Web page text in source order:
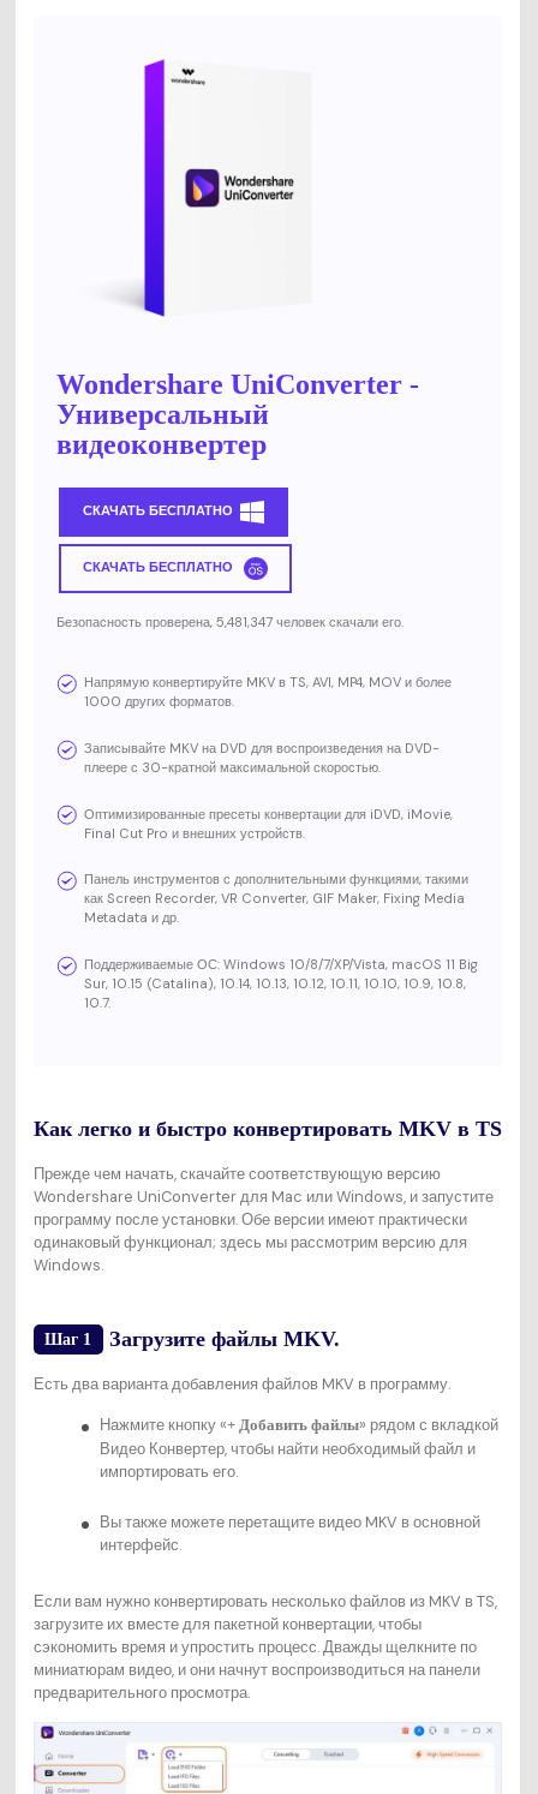
Wondershare UniConverter -
Универсальный
видеоконвертер
СКАЧАТЬ БЕСПЛАТНО
СКАЧАТЬ БЕСПЛАТНО
Безопасность проверена, 5,481,347 человек скачали его.
Напрямую конвертируйте MKV в TS, AVI, MP4, MOV и более
1000 других форматов.
Записывайте MKV на DVD для воспроизведения на DVD-
плеере с 30-кратной максимальной скоростью.
Оптимизированные пресеты конвертации для iDVD, iMovie,
Final Cut Pro и внешних устройств.
Панель инструментов с дополнительными функциями, такими
как Screen Recorder, VR Converter, GIF Maker, Fixing Media
Metadata и др.
Поддерживаемые ОС: Windows 10/8/7/XP/Vista, macOS 11 Big
Sur, 10.15 (Catalina), 10.14, 10.13, 10.12, 10.11, 10.10, 10.9, 10.8,
10.7.
Как легко и быстро конвертировать MKV в TS
Прежде чем начать, скачайте соответствующую версию
Wondershare UniConverter для Mac или Windows, и запустите
программу после установки. Обе версии имеют практически
одинаковый функционал; здесь мы рассмотрим версию для
Windows.
Шаг 1 Загрузите файлы MKV.
Есть два варианта добавления файлов MKV в программу.
Нажмите кнопку «+ Добавить файлы» рядом с вкладкой
Видео Конвертер, чтобы найти необходимый файл и
импортировать его.
Вы также можете перетащите видео MKV в основной
интерфейс.
Если вам нужно конвертировать несколько файлов из MKV в TS,
загрузите их вместе для пакетной конвертации, чтобы
сэкономить время и упростить процесс. Дважды щелкните по
миниатюрам видео, и они начнут воспроизводиться на панели
предварительного просмотра.